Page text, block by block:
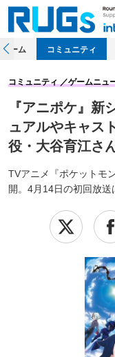
ホーム コミュニティ
『アニポケ』新
ュアルやキャス
役・大谷育江さ
TVアニメ『ポケットモ
開。4月14日の初回放送
コミュニティ ゲームニュ